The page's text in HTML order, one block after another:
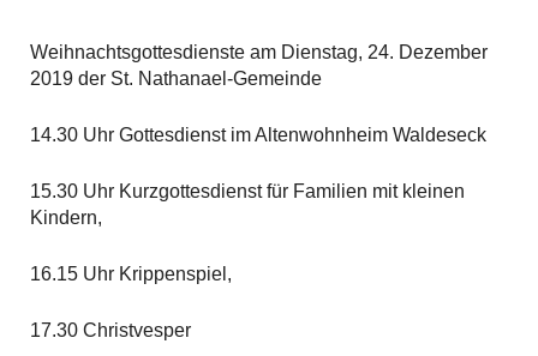
Weihnachtsgottesdienste am Dienstag, 24. Dezember
2019 der St. Nathanael-Gemeinde
14.30 Uhr Gottesdienst im Altenwohnheim Waldeseck
15.30 Uhr Kurzgottesdienst für Familien mit kleinen
Kindern,
16.15 Uhr Krippenspiel,
17.30 Christvesper